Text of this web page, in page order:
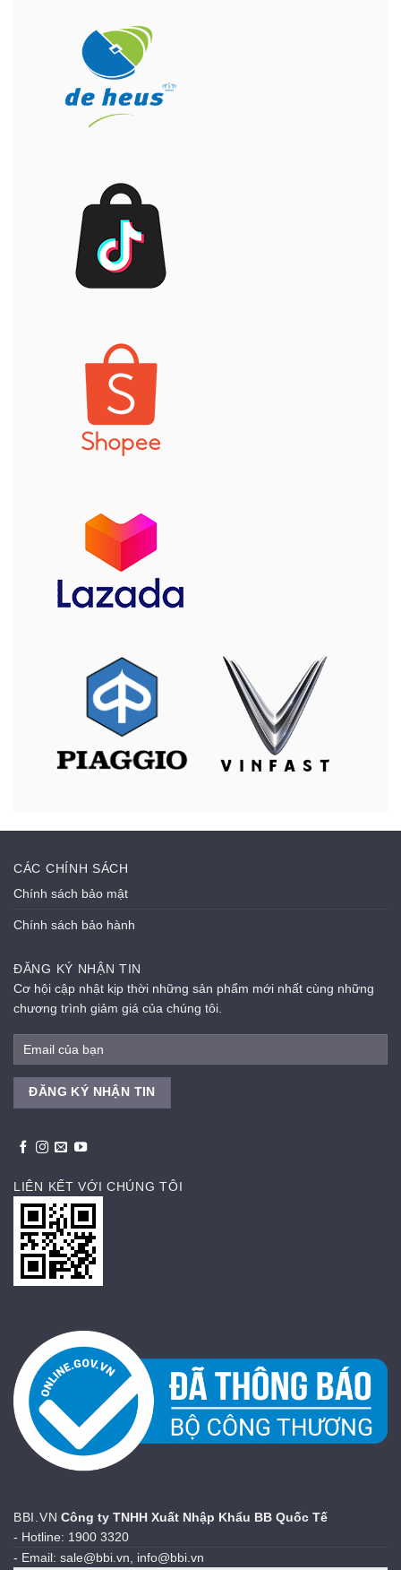
CÁC CHÍNH SÁCH
Chính sách bảo mật
Chính sách bảo hành
ĐĂNG KÝ NHẬN TIN
Cơ hội cập nhật kịp thời những sản phẩm mới nhất cùng những
chương trình giảm giá của chúng tôi.
LIÊN KẾT VỚI CHÚNG TÔI
BBI.VN Công ty TNHH Xuất Nhập Khẩu BB Quốc Tế
- Hotline: 1900 3320
- Email: sale@bbi.vn, info@bbi.vn